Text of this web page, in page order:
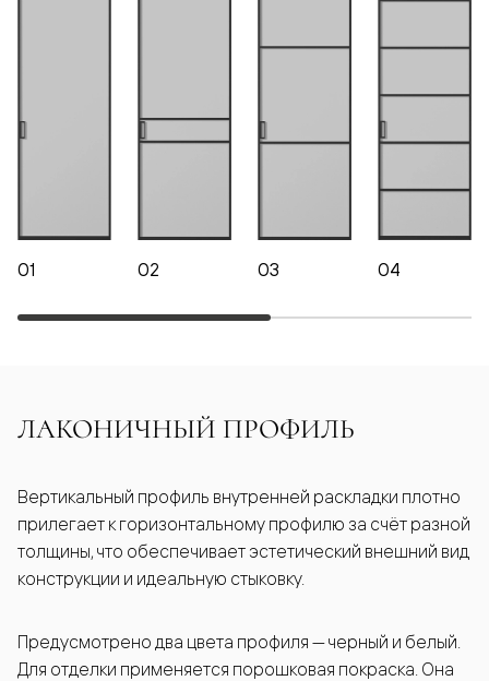
01 02 03 04
ЛАКОНИЧНЫЙ ПРОФИЛЬ
Вертикальный профиль внутренней раскладки плотно
прилегает к горизонтальному профилю за счёт разной
толщины, что обеспечивает эстетический внешний вид
конструкции и идеальную стыковку.
Предусмотрено два цвета профиля — черный и белый.
Для отделки применяется порошковая покраска. Она